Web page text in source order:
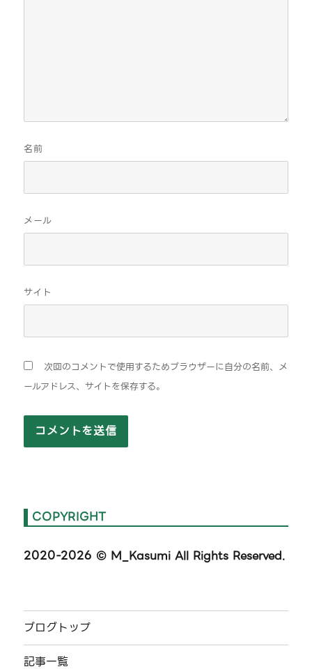
名前
メール
サイト
次回のコメントで使用するためブラウザーに自分の名前、メ
ールアドレス、サイトを保存する。
COPYRIGHT
2020-2026 © M_Kasumi All Rights Reserved.
ブログトップ
記事一覧